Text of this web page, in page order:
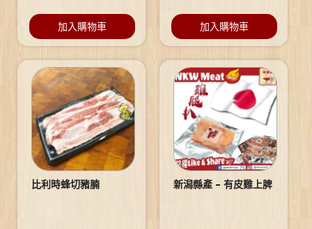
加入購物車 加入購物車
比利時蜂切豬腩 新潟縣產 – 有皮雞上脾